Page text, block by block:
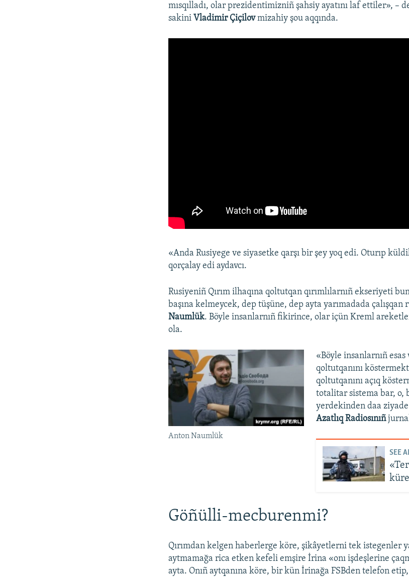
mısqılladı, olar prezidentimizniñ şahsiy ayatını laf ettiler», –
sakini Vladimir Çiçilovmizahiy şou aqqında.
«Anda Rusiyege ve siyasetke qarşı bir şey yoq edi. Oturıp
qorçalay edi aydavcı.
Rusiyeniñ Qırım ilhaqına qoltutqan qırımlılarnıñ ekseriyeti
başına kelmeycek, dep tüşüne, dep ayta yarımadada
Naumlük. Böyle insanlarnıñ fikirince, olar içün Kreml
ola.
Anton Naumlük
«Böyle insanlarnıñ
qoltutqanını
qoltutqanını açıq
totalitar sistema bar, o,
yerdekinden daa
Azatlıq Radiosınıñ
SEE
Göñülli-mecburenmi?
Qırımdan kelgen haberlerge köre, şikâyetlerni tek istegenler
aytmamağa rica etken kefeli emşire İrina «onı işdeşlerine
ayta. Onıñ aytqanına köre, bir kün İrinağa FSBden telefon